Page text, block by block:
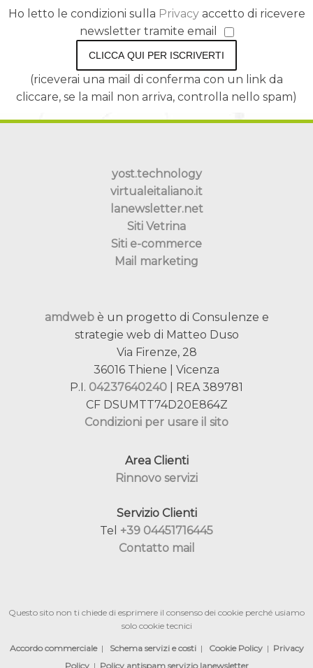
Ho letto le condizioni sulla Privacy accetto di ricevere
newsletter tramite email
CLICCA QUI PER ISCRIVERTI
(riceverai una mail di conferma con un link da
cliccare, se la mail non arriva, controlla nello spam)
yost.technology
virtualeitaliano.it
lanewsletter.net
Siti Vetrina
Siti e-commerce
Mail marketing
amdwebè un progetto di Consulenze e
strategie web di Matteo Duso
Via Firenze, 28
36016 Thiene | Vicenza
P.I. 04237640240 | REA 389781
CF DSUMTT74D20E864Z
Condizioni per usare il sito
Area Clienti
Rinnovo servizi
Servizio Clienti
Tel +39 04451716445
Contatto mail
Questo sito non ti chiede di esprimere il consenso dei cookie perché usiamo
solo cookie tecnici
Accordo commerciale| Schema servizi e costi| Cookie Policy| Privacy
Policy| Policy antispam servizio lanewsletter